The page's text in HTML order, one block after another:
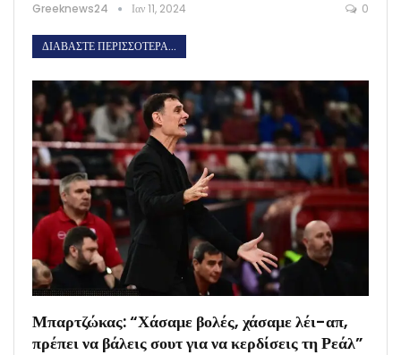
Greeknews24 Ιαν 11, 2024 0
ΔΙΑΒΆΣΤΕ ΠΕΡΙΣΣΌΤΕΡΑ...
Μπαρτζώκας: “Χάσαμε βολές, χάσαμε λέι-απ,
πρέπει να βάλεις σουτ για να κερδίσεις τη Ρεάλ”